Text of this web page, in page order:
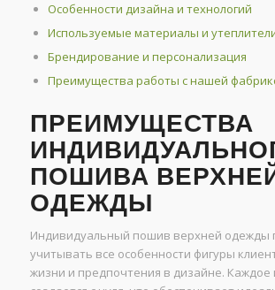
Особенности дизайна и технологий
Используемые материалы и
Брендирование и персонализация
Преимущества работы с нашей
ПРЕИМУЩЕСТВА
ПОШИВА
ОДЕЖДЫ
Индивидуальный пошив верхней одежды
учитывать все особенности фигуры
жизни и предпочтения в дизайне. Каждое